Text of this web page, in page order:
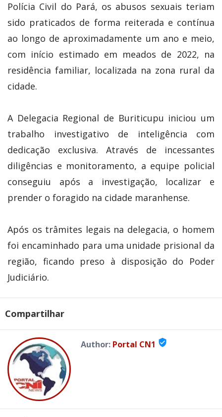
Polícia Civil do Pará, os abusos sexuais teriam
sido praticados de forma reiterada e contínua
ao longo de aproximadamente um ano e meio,
com início estimado em meados de 2022, na
residência familiar, localizada na zona rural da
cidade.
A Delegacia Regional de Buriticupu iniciou um
trabalho investigativo de inteligência com
dedicação exclusiva. Através de incessantes
diligências e monitoramento, a equipe policial
conseguiu após a investigação, localizar e
prender o foragido na cidade maranhense.
Após os trâmites legais na delegacia, o homem
foi encaminhado para uma unidade prisional da
região, ficando preso à disposição do Poder
Judiciário.
Compartilhar
Author: Portal CN1 verified_user